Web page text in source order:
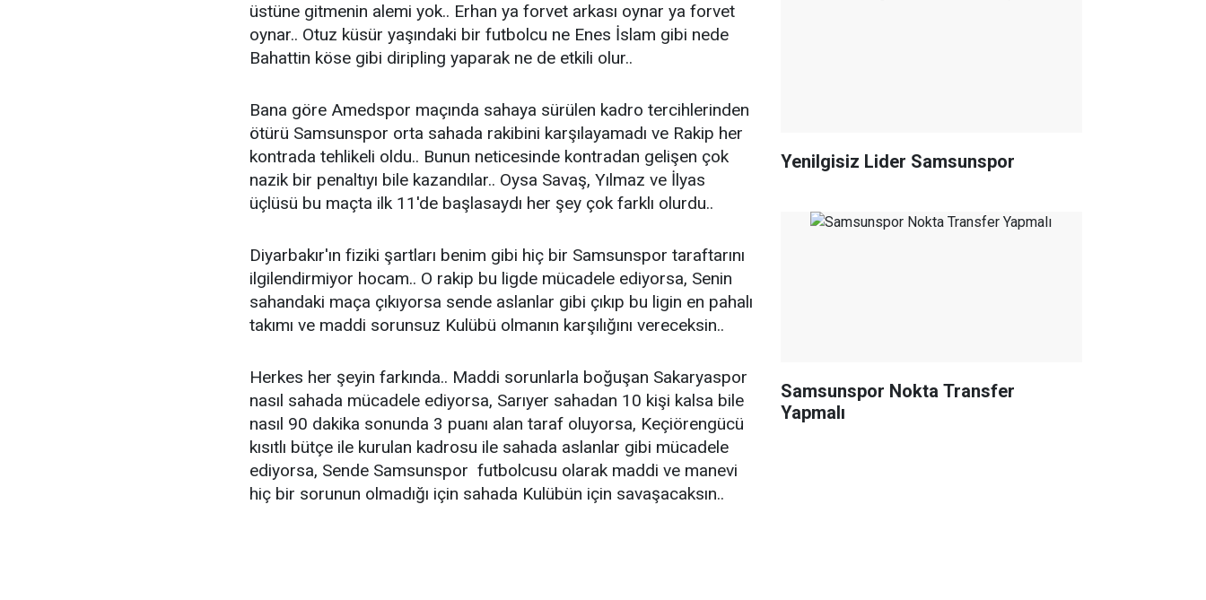
üstüne gitmenin alemi yok.. Erhan ya forvet arkası oynar ya forvet
oynar.. Otuz küsür yaşındaki bir futbolcu ne Enes İslam gibi nede
Bahattin köse gibi diripling yaparak ne de etkili olur..
Bana göre Amedspor maçında sahaya sürülen kadro tercihlerinden
ötürü Samsunspor orta sahada rakibini karşılayamadı ve Rakip her
kontrada tehlikeli oldu.. Bunun neticesinde kontradan gelişen çok
nazik bir penaltıyı bile kazandılar.. Oysa Savaş, Yılmaz ve İlyas
üçlüsü bu maçta ilk 11'de başlasaydı her şey çok farklı olurdu..
Diyarbakır'ın fiziki şartları benim gibi hiç bir Samsunspor taraftarını
ilgilendirmiyor hocam.. O rakip bu ligde mücadele ediyorsa, Senin
sahandaki maça çıkıyorsa sende aslanlar gibi çıkıp bu ligin en pahalı
takımı ve maddi sorunsuz Kulübü olmanın karşılığını vereceksin..
Herkes her şeyin farkında.. Maddi sorunlarla boğuşan Sakaryaspor
nasıl sahada mücadele ediyorsa, Sarıyer sahadan 10 kişi kalsa bile
nasıl 90 dakika sonunda 3 puanı alan taraf oluyorsa, Keçiörengücü
kısıtlı bütçe ile kurulan kadrosu ile sahada aslanlar gibi mücadele
ediyorsa, Sende Samsunspor futbolcusu olarak maddi ve manevi
hiç bir sorunun olmadığı için sahada Kulübün için savaşacaksın..
Yenilgisiz Lider Samsunspor
Samsunspor Nokta Transfer
Yapmalı